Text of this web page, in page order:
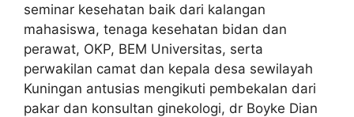
seminar kesehatan baik dari kalangan
mahasiswa, tenaga kesehatan bidan dan
perawat, OKP, BEM Universitas, serta
perwakilan camat dan kepala desa sewilayah
Kuningan antusias mengikuti pembekalan dari
pakar dan konsultan ginekologi, dr Boyke Dian